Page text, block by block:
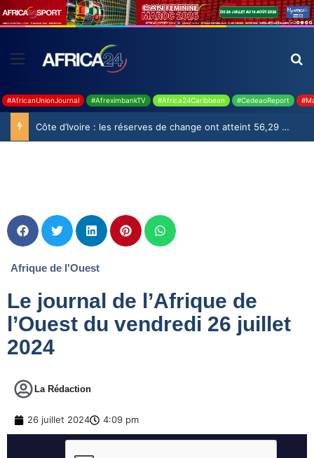
#AfricanUnionJournal #AfreximbankTV #Africa24Caribbean #CedeaoReport
Côte d’Ivoire : les réserves de change ont atteint 56,29 milliards USD en juillet
Afrique de l'Ouest
Le journal de l’Afrique de
l’Ouest du vendredi 26 juillet
2024
La Rédaction
26 juillet 2024 4:09 pm